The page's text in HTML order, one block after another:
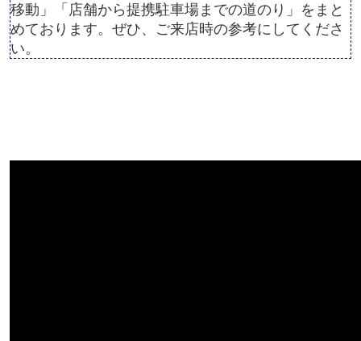
移動」「店舗から提携駐車場までの道のり」をまと
めております。ぜひ、ご来店時の参考にしてくださ
い。